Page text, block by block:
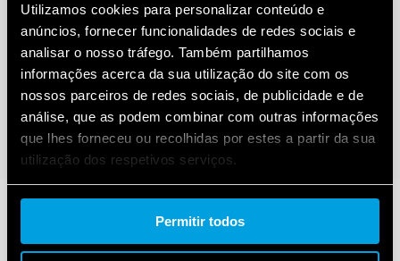
Utilizamos cookies para personalizar conteúdo e
anúncios, fornecer funcionalidades de redes sociais e
analisar o nosso tráfego. Também partilhamos
informações acerca da sua utilização do site com os
nossos parceiros de redes sociais, de publicidade e de
análise, que as podem combinar com outras informações
que lhes forneceu ou recolhidas por estes a partir da sua
utilização dos respetivos serviços.
Cookie policy.
Permitir todos